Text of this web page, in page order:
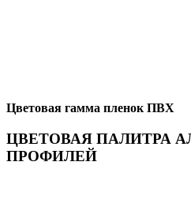
Цветовая гамма пленок ПВХ
ЦВЕТОВАЯ ПАЛИТРА
ПРОФИЛЕЙ